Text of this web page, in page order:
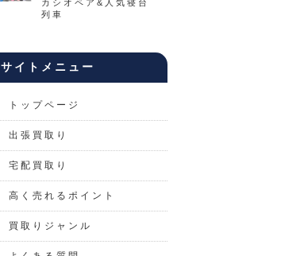
カシオペア&人気寝台
列車
サイトメニュー
トップページ
出張買取り
宅配買取り
高く売れるポイント
買取りジャンル